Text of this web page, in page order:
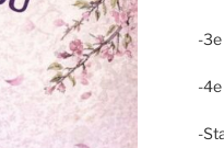
-
-
-